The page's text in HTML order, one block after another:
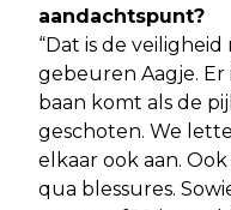
aandachtspunt?
“Dat is de
gebeuren Aagje. Er
baan komt als de
geschoten. We
elkaar ook aan.
qua blessures.